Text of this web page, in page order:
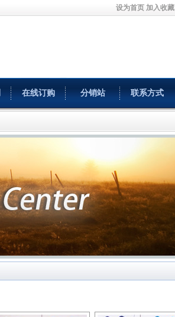
设为首页 加入收藏
在线订购 分销站 联系方式